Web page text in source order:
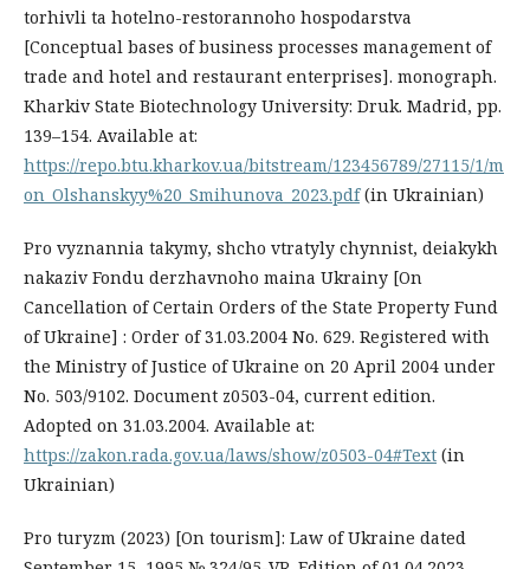
torhivli ta hotelno-restorannoho hospodarstva
[Conceptual bases of business processes management of
trade and hotel and restaurant enterprises]. monograph.
Kharkiv State Biotechnology University: Druk. Madrid, pр.
139–154. Available at:
https://repo.btu.kharkov.ua/bitstream/123456789/27115/1/m
on_Olshanskyy%20_Smihunova_2023.pdf(in Ukrainian)
Pro vyznannia takymy, shcho vtratyly chynnist, deiakykh
nakaziv Fondu derzhavnoho maina Ukrainy [On
Cancellation of Certain Orders of the State Property Fund
of Ukraine] : Order of 31.03.2004 No. 629. Registered with
the Ministry of Justice of Ukraine on 20 April 2004 under
No. 503/9102. Document z0503-04, current edition.
Adopted on 31.03.2004. Available at:
https://zakon.rada.gov.ua/laws/show/z0503-04#Text (in
Ukrainian)
Pro turyzm (2023) [On tourism]: Law of Ukraine dated